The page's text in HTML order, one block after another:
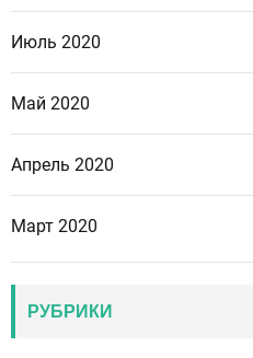
Июль 2020
Май 2020
Апрель 2020
Март 2020
РУБРИКИ